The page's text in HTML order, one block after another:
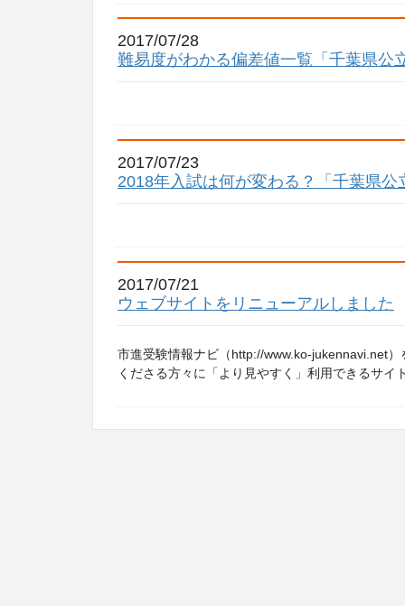
2017/07/28
難易度がわかる偏差値一覧「千葉県公
2017/07/23
2018年入試は何が変わる？「千葉県公
2017/07/21
ウェブサイトをリニューアルしました
市進受験情報ナビ（http://www.ko-jukennavi.net
くださる方々に「より見やすく」利用できるサ